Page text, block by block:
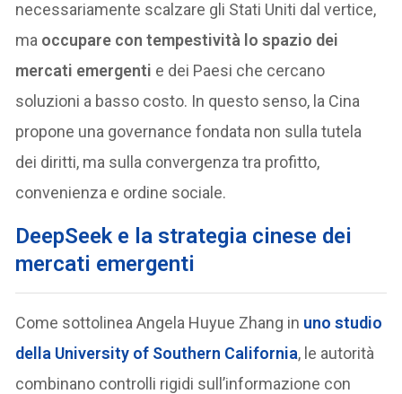
necessariamente scalzare gli Stati Uniti dal vertice,
ma occupare con tempestività lo spazio dei
mercati emergenti e dei Paesi che cercano
soluzioni a basso costo. In questo senso, la Cina
propone una governance fondata non sulla tutela
dei diritti, ma sulla convergenza tra profitto,
convenienza e ordine sociale.
DeepSeek e la strategia cinese dei
mercati emergenti
Come sottolinea Angela Huyue Zhang in uno studio
della University of Southern California, le autorità
combinano controlli rigidi sull’informazione con